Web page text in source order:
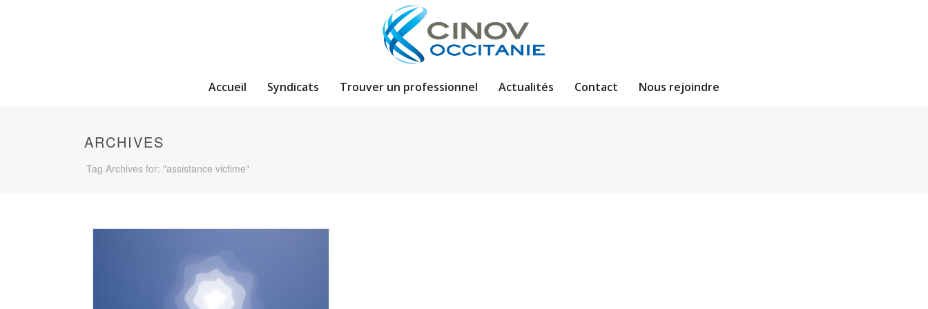
Accueil Syndicats Trouver un professionnel Actualités Contact Nous rejoindre
ARCHIVES
Tag Archives for: "assistance victime"